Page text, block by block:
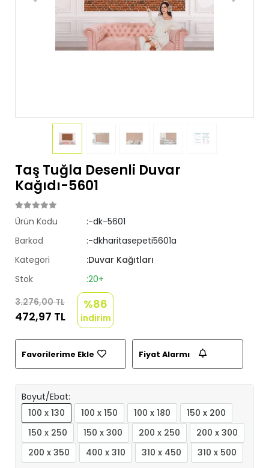
Taş Tuğla Desenli Duvar
Kağıdı-5601
Ürün Kodu
:-dk-5601
Barkod
:-dkharitasepeti5601a
Kategori
:Duvar Kağıtları
Stok
:20+
3.276,00 TL
472,97 TL
%86
indirim
Favorilerime Ekle Fiyat Alarmı
Boyut/Ebat:
100 x 130
100 x 150 100 x 180
150 x 200
150 x 250
150 x 300 200 x 250
200 x 300
200 x 350
400 x 310 310 x 450
310 x 500